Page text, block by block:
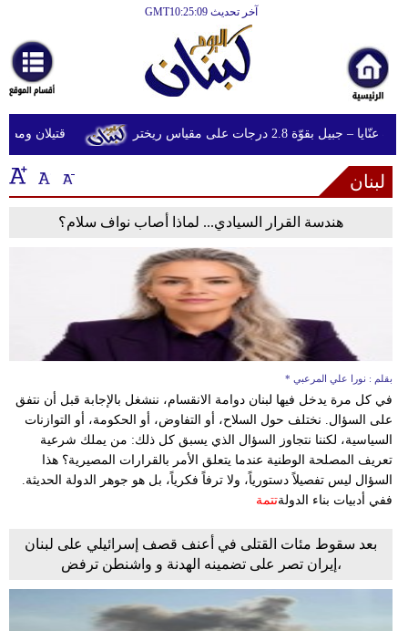
آخر تحديث GMT10:25:09
أخبارعاجلة
رياضة
ثقافة
إقتصاد
وتغذية
سياحة
وسفر
ديكور
إعلام
قتيلان ومصابون جراء 14 غارة بقوّة 2.8 درجات على مقياس ريختر
لبنان
هندسة القرار السيادي... لماذا أصاب نواف سلام؟
بقلم : نورا علي المرعبي *
في كل مرة يدخل فيها لبنان دوامة الانقسام، ننشغل بالإجابة قبل أن نتفق
على السؤال. نختلف حول السلاح، أو التفاوض، أو الحكومة، أو التوازنات
السياسية، لكننا نتجاوز السؤال الذي يسبق كل ذلك: من يملك شرعية
تعريف المصلحة الوطنية عندما يتعلق الأمر بالقرارات المصيرية؟ هذا
السؤال ليس تفصيلاً دستورياً، ولا ترفاً فكرياً، بل هو جوهر الدولة الحديثة.
ففي أدبيات بناء الدولةتتمة
بعد سقوط مئات القتلى في أعنف قصف إسرائيلي على لبنان
،إيران تصر على تضمينه الهدنة و واشنطن ترفض